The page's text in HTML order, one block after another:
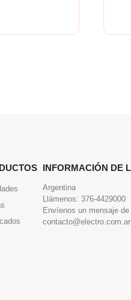
INFORMACIÓN DE
Argentina
Llámenos: 376-4429000
Envíenos un mensaje
contacto@electro.com.ar